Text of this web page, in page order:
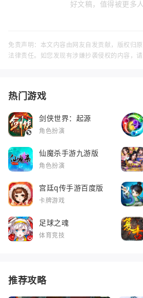
好文稿，值得被更多
免责声明：本文内容由网友自发贡献，版权归
法律责任。如您发现有涉嫌抄袭侵权的内容，
热门游戏
剑侠世界：起源
角色扮演
仙魔杀手游九游版
角色扮演
宫廷q传手游百度版
卡牌游戏
足球之魂
体育竞技
推荐攻略